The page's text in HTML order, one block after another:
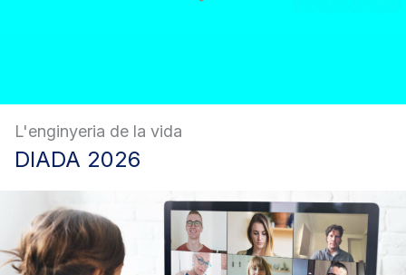
L'enginyeria de la vida
DIADA 2026